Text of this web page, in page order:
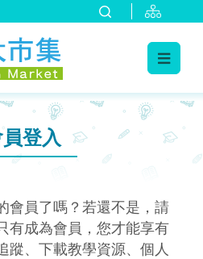
登入
會員了嗎？若還不是，請
有成為會員，您才能享有
蹤、下載教學資源、個人